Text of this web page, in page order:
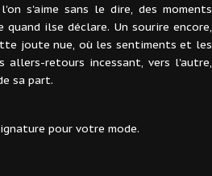
s'aime sans le dire, des moments
ilse déclare. Un sourire encore,
joute nue, où les sentiments et les
allers-retours incessant, vers l'autre,
sa part.
pour votre mode.